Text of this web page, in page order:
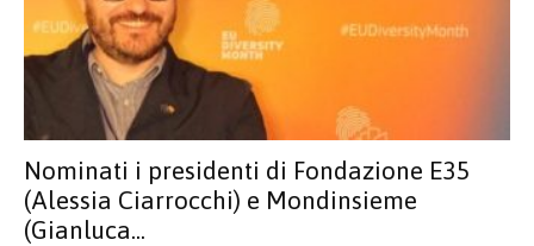
Nominati i presidenti di Fondazione E35
(Alessia Ciarrocchi) e Mondinsieme
(Gianluca...